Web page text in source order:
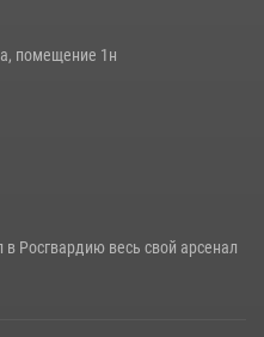
помещение 1н
Росгвардию весь свой арсенал